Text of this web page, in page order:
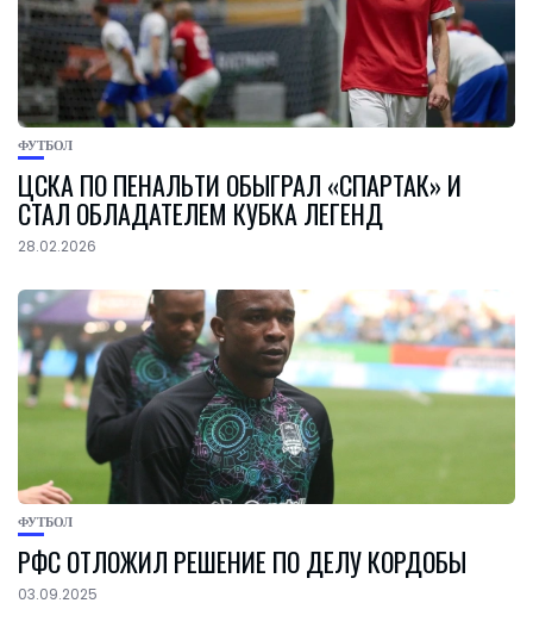
ФУТБОЛ
ЦСКА ПО ПЕНАЛЬТИ ОБЫГРАЛ «СПАРТАК» И
СТАЛ ОБЛАДАТЕЛЕМ КУБКА ЛЕГЕНД
28.02.2026
ФУТБОЛ
РФС ОТЛОЖИЛ РЕШЕНИЕ ПО ДЕЛУ КОРДОБЫ
03.09.2025